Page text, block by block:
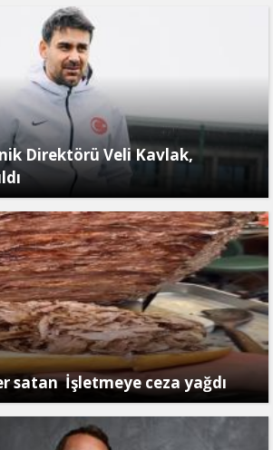
Direktörü Veli Kavlak,
satan İşletmeye ceza yağdı